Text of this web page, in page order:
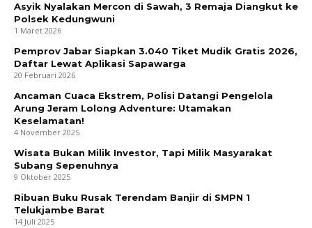
Asyik Nyalakan Mercon di Sawah, 3 Remaja Diangkut ke
Polsek Kedungwuni
1 Maret 2026
Pemprov Jabar Siapkan 3.040 Tiket Mudik Gratis 2026,
Daftar Lewat Aplikasi Sapawarga
20 Februari 2026
Ancaman Cuaca Ekstrem, Polisi Datangi Pengelola
Arung Jeram Lolong Adventure: Utamakan
Keselamatan!
4 November 2025
Wisata Bukan Milik Investor, Tapi Milik Masyarakat
Subang Sepenuhnya
9 Oktober 2025
Ribuan Buku Rusak Terendam Banjir di SMPN 1
Telukjambe Barat
14 Juli 2025